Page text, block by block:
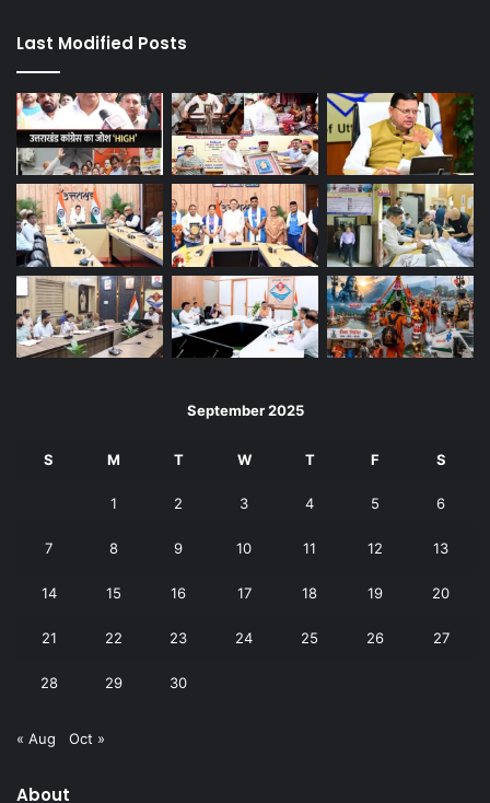
Last Modified Posts
September 2025
S M T W T F S
1 2 3 4 5 6
7 8 9 10 11 12 13
14 15 16 17 18 19 20
21 22 23 24 25 26 27
28 29 30
« Aug Oct »
About